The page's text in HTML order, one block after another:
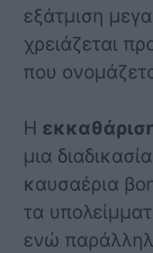
εξάτμιση
χρειάζεται
που
Η
μια
καυσαέρια
τα
ενώ